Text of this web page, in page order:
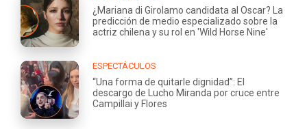
¿Mariana di Girolamo candidata al Oscar? La
predicción de medio especializado sobre la
actriz chilena y su rol en 'Wild Horse Nine'
ESPECTÁCULOS
“Una forma de quitarle dignidad”: El
descargo de Lucho Miranda por cruce entre
Campillai y Flores